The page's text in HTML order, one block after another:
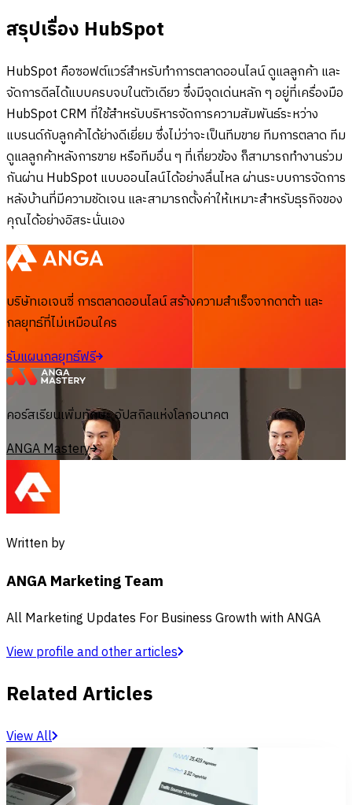
สรุปเรื่อง HubSpot
HubSpot คือซอฟต์แวร์สำหรับทำการตลาดออนไลน์ ดูแลลูกค้า และ
จัดการดีลได้แบบครบจบในตัวเดียว ซึ่งมีจุดเด่นหลัก ๆ อยู่ที่เครื่องมือ
HubSpot CRM ที่ใช้สำหรับบริหารจัดการความสัมพันธ์ระหว่าง
แบรนด์กับลูกค้าได้ย่างดีเยี่ยม ซึ่งไม่ว่าจะเป็นทีมขาย ทีมการตลาด ทีม
ดูแลลูกค้าหลังการขาย หรือทีมอื่น ๆ ที่เกี่ยวข้อง ก็สามารถทำงานร่วม
กันผ่าน HubSpot แบบออนไลน์ได้อย่างลื่นไหล ผ่านระบบการจัดการ
หลังบ้านที่มีความชัดเจน และสามารถตั้งค่าให้เหมาะสำหรับธุรกิจของ
คุณได้อย่างอิสระนั่นเอง
บริษัทเอเจนซี่ การตลาดออนไลน์ สร้างความสำเร็จจากดาต้า และ
กลยุทธ์ที่ไม่เหมือนใคร
รับแผนกลยุทธ์ฟรี
คอร์สเรียนเพิ่มทักษะ อัปสกิลแห่งโลกอนาคต
ANGA Mastery
Written by
ANGA Marketing Team
All Marketing Updates For Business Growth with ANGA
View profile and other articles
Related Articles
View All